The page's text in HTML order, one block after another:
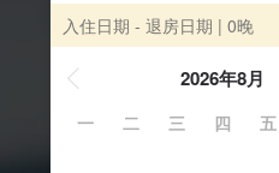
入住日期 - 退房日期 | 0晚
2026年8月
一 二 三 四 五